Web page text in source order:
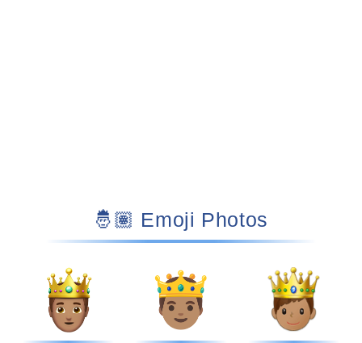
🤴🏽 Emoji Photos